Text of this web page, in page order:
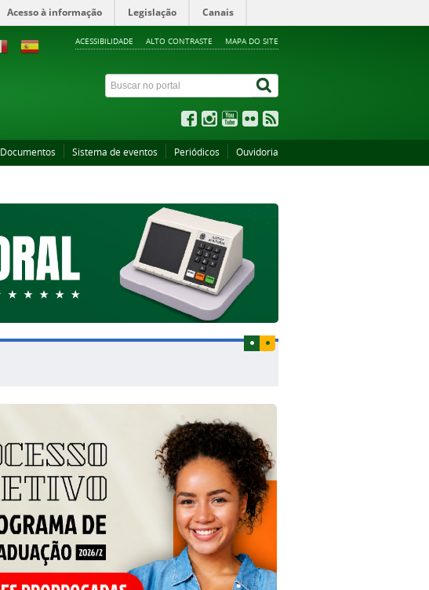
Acesso à informação Legislação Canais
ACESSIBILIDADE ALTO CONTRASTE MAPA DO SITE
Documentos Sistema de eventos Periódicos Ouvidoria